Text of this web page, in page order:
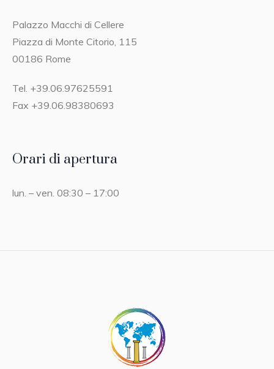
Palazzo Macchi di Cellere
Piazza di Monte Citorio, 115
00186 Rome
Tel. +39.06.97625591
Fax +39.06.98380693
Orari di apertura
lun. – ven. 08:30 – 17:00